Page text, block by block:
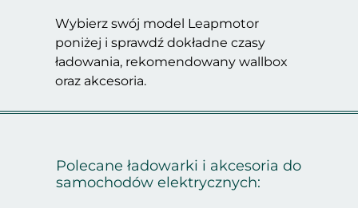
Polecane ładowarki i akcesoria do
samochodów elektrycznych:
Wybierz swój model Leapmotor
poniżej i sprawdź dokładne czasy
ładowania, rekomendowany wallbox
oraz akcesoria.